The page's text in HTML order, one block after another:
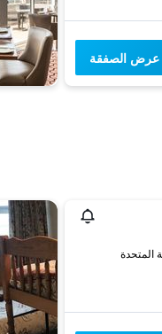
عرض الصفقة